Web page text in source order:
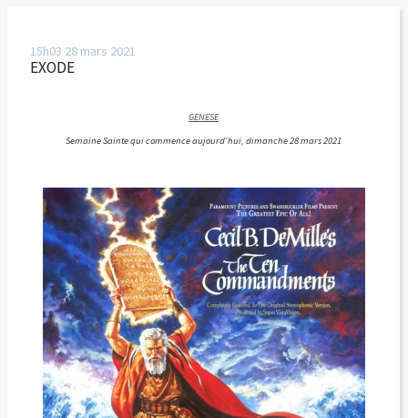
15h03 28 mars 2021
EXODE
GENESE
Semaine Sainte qui commence aujourd'hui, dimanche 28 mars 2021